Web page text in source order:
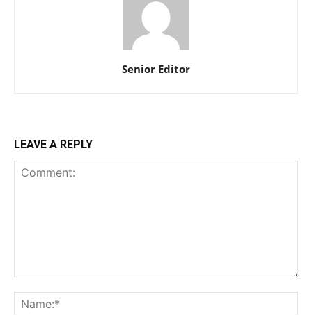
Senior Editor
LEAVE A REPLY